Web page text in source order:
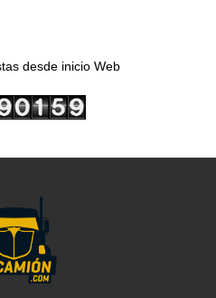
desde inicio Web